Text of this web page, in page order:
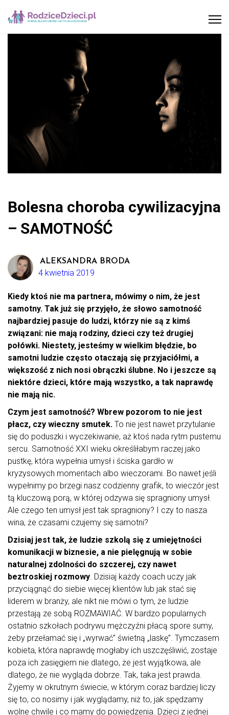
Bolesna choroba cywilizacyjna
– SAMOTNOŚĆ
ALEKSANDRA BRODA
4 kwietnia 2019
Kiedy ktoś nie ma partnera, mówimy o nim, że jest
samotny. Tak już się przyjęło, że słowo samotność
najbardziej pasuje do ludzi, którzy nie są z kimś
związani: nie mają rodziny, dzieci czy też drugiej
połówki. Niestety, jesteśmy w wielkim błędzie, bo
samotni ludzie często otaczają się przyjaciółmi, a
większość z nich nosi obrączki ślubne. No i jeszcze są
niektóre dzieci, które mają wszystko, a tak naprawdę
nie mają nic.
Czym jest samotność? Wbrew pozorom to nie jest
płacz, czy wieczny smutek. To nie jest nawet przytulanie
się do poduszki i wyczekiwanie, aż ktoś nada rytm pustemu
sercu. Samotność XXI wieku określiłabym raczej jako
pustkę, która wypełnia umysł i ściska gardło w
kryzysowych momentach albo wieczorami. Bo nawet jeśli
wypełnimy po brzegi nasz codzienny grafik, to wieczór jest
tą kluczową porą, w której odzywa się spragniony umysł.
Ale czego ten umysł jest tak spragniony? I czy to nasza
wina, że czasami czujemy się samotni?
Dzisiaj jest tak, że ludzie szkolą się z umiejętności
komunikacji w biznesie, a nie pielęgnują w sobie
naturalnej zdolności do szczerej, czy nawet
beztroskiej rozmowy . Dzisiaj każdy coach uczy jak
przyciągnąć do siebie więcej klientów lub jak stać się
liderem w branży, ale nikt nie mówi o tym, że ludzie
przestają ze sobą ROZMAWIAĆ. W bardzo popularnych
ostatnio szkołach podrywu mężczyźni płacą spore sumy,
żeby przełamać się i „wyrwać” świetną „laskę”. Tymczasem
kobieta, która naprawdę mogłaby ich uszczęśliwić, zostaje
poza ich zasięgiem nie dlatego, że jest wyjątkowa, ale
dlatego, że nie wygląda dobrze. Tak, taka jest prawda.
Żyjemy w okrutnym świecie, w którym coraz bardziej liczy
się to, co nosimy i jak wyglądamy, niż to, jak spędzamy
wolne chwile i co mamy do powiedzenia. Dzieci z jednej